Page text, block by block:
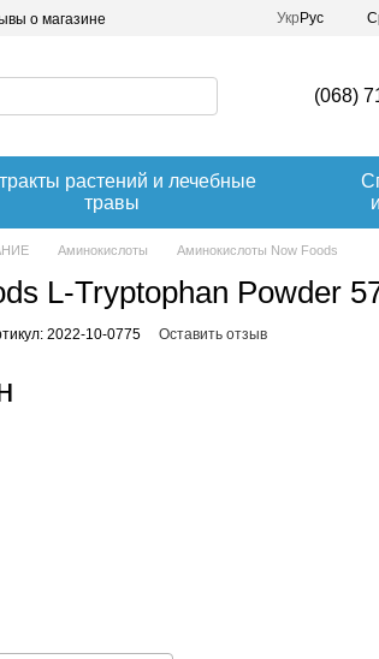
о магазине Укр Рус
(068)
растений и лечебные
травы
Аминокислоты Аминокислоты Now Foods
L-Tryptophan Powder
2022-10-0775 Оставить отзыв